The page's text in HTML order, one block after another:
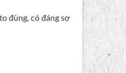
đùng, có đáng sợ